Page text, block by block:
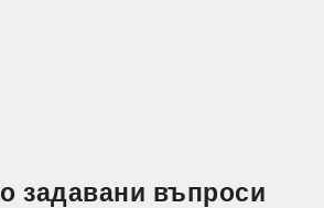
задавани въпроси